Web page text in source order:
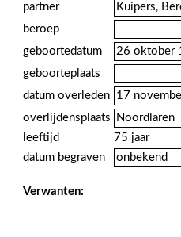
partner
beroep
geboortedatum
geboorteplaats
datum overleden
overlijdensplaats
leeftijd
75 jaar
datum begraven
Verwanten: